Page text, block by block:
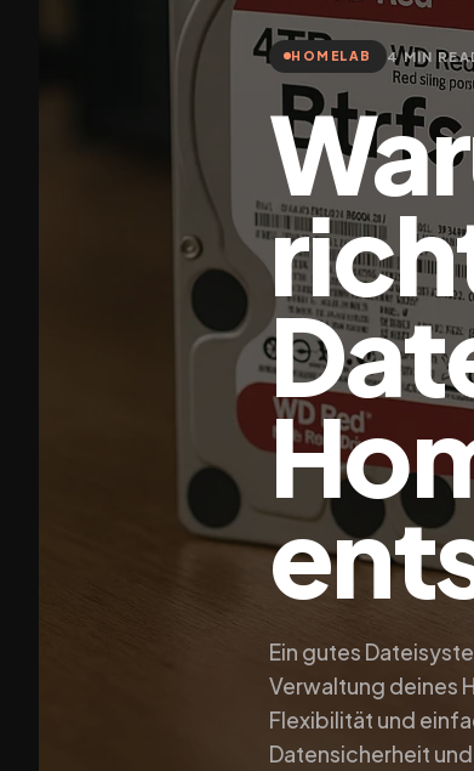
HOMELAB 4 MIN
Ein gutes
Verwaltung deines
Flexibilität und
Datensicherheit